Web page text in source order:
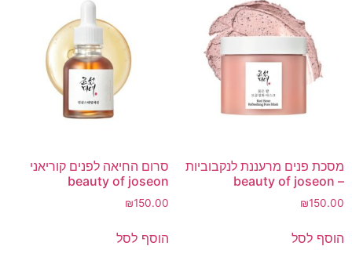
מסכת פנים מרעננת לנקבוביות
– beauty of joseon
₪150.00
הוסף לסל
סרום החיאה לפנים קוריאני
beauty of joseon
₪150.00
הוסף לסל